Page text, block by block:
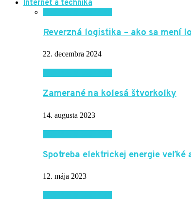
Internet a technika
Reverzná logistika – ako sa mení
22. decembra 2024
Zamerané na kolesá štvorkolky
14. augusta 2023
Spotreba elektrickej energie veľké
12. mája 2023